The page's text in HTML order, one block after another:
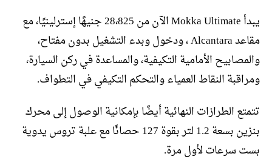
يبدأ Mokka Ultimate الآن من 28،825 جنيهًا إسترلينيًا، مع
مقاعد Alcantara ، ودخول وبدء التشغيل بدون مفتاح،
والمصابيح الأمامية التكيفية، والمساعدة في ركن السيارة،
ومراقبة النقاط العمياء والتحكم التكيفي في التطواف.
تتمتع الطرازات النهائية أيضًا بإمكانية الوصول إلى محرك
بنزين بسعة 1.2 لتر بقوة 127 حصانًا مع علبة تروس يدوية
بست سرعات لأول مرة.